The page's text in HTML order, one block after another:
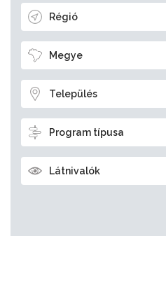
Régió
Megye
Település
Program típusa
Látnivalók